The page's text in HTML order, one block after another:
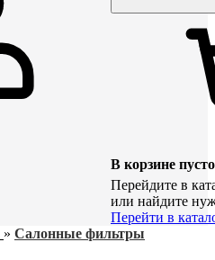
В корзине пусто
Перейдите в
или найдите
Перейти в
» Салонные фильтры